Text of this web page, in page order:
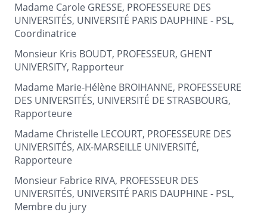
Madame Carole GRESSE, PROFESSEURE DES
UNIVERSITÉS, UNIVERSITÉ PARIS DAUPHINE - PSL,
Coordinatrice
Monsieur Kris BOUDT, PROFESSEUR, GHENT
UNIVERSITY, Rapporteur
Madame Marie-Hélène BROIHANNE, PROFESSEURE
DES UNIVERSITÉS, UNIVERSITÉ DE STRASBOURG,
Rapporteure
Madame Christelle LECOURT, PROFESSEURE DES
UNIVERSITÉS, AIX-MARSEILLE UNIVERSITÉ,
Rapporteure
Monsieur Fabrice RIVA, PROFESSEUR DES
UNIVERSITÉS, UNIVERSITÉ PARIS DAUPHINE - PSL,
Membre du jury